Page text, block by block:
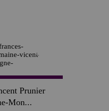
30
Prunier
Mon...